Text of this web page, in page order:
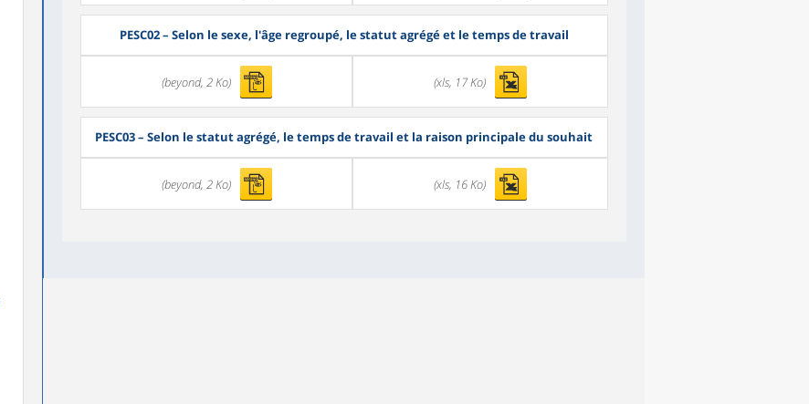
PESC02– Selon le sexe, l'âge regroupé, le statut agrégé et le temps de travail
(beyond, 2 Ko) (xls, 17 Ko)
PESC03– Selon le statut agrégé, le temps de travail et la raison principale du souhait
(beyond, 2 Ko) (xls, 16 Ko)